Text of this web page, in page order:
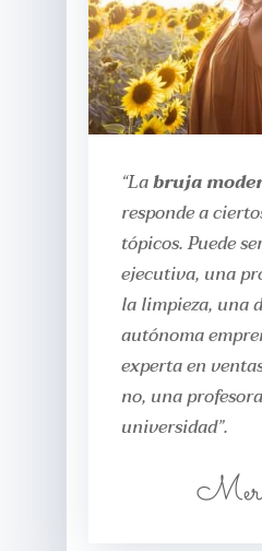
“Labruja
responde a
tópicos. Puede
ejecutiva, una
la limpieza, una
autónoma
experta en
no, una
universidad”.